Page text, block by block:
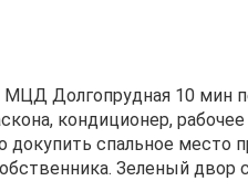
МЦД Долгопрудная 10 мин
кондиционер,
спальное место
Зеленый двор